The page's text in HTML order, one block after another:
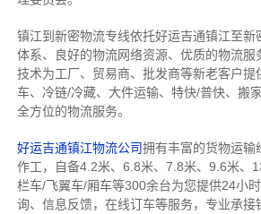
镇江到新密物流专线依托好运吉通镇江至新
体系、良好的物流网络资源、优质的物流服
技术为工厂、贸易商、批发商等新老客户提
车、冷链/冷藏、大件运输、特快/普快、搬
全方位的物流服务。
好运吉通镇江物流公司拥有丰富的货物运输
作工，自备4.2米、6.8米、7.8米、9.6米、
栏车/飞翼车/厢车等300余台为您提供24小
询、信息反馈，在线订车等服务， 专业承接